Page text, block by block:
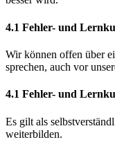
4.1 Fehler- und
Wir können offen über
sprechen, auch vor
4.1 Fehler- und
Es gilt als
weiterbilden.